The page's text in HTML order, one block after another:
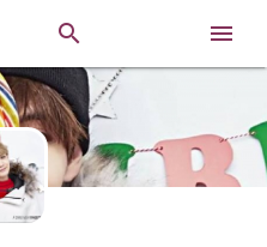
 